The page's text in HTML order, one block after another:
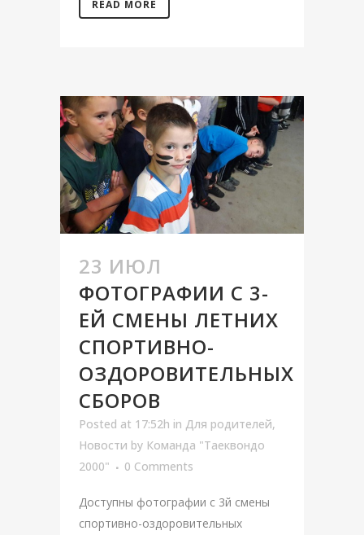
READ MORE
23 ИЮЛ
ФОТОГРАФИИ С 3-
ЕЙ СМЕНЫ ЛЕТНИХ
СПОРТИВНО-
ОЗДОРОВИТЕЛЬНЫХ
СБОРОВ
Posted at 17:52h in Для родителей,
Новости by Команда "Таеквондо
2000"
0 Comments
Доступны фотографии с 3й смены
спортивно-оздоровительных